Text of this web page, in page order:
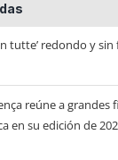
tutte’ redondo y
reúne a
en su edición de